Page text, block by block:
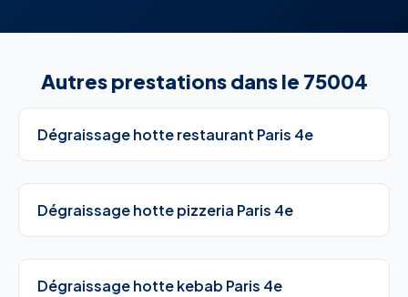
Autres prestations dans le 75004
Dégraissage hotte restaurant Paris 4e
Dégraissage hotte pizzeria Paris 4e
Dégraissage hotte kebab Paris 4e